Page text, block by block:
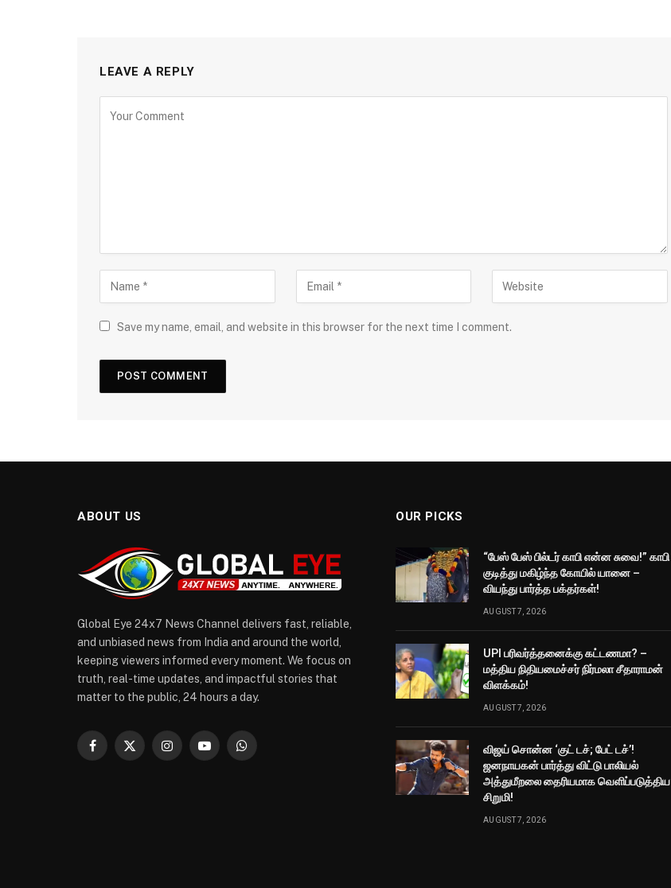
LEAVE A REPLY
Save my name, email, and website in this browser for the next time I comment.
ABOUT US
Global Eye 24x7 News Channel delivers fast, reliable,
and unbiased news from India and around the world,
keeping viewers informed every moment. We focus on
truth, real-time updates, and impactful stories that
matter to the public, 24 hours a day.
Facebook
X
InstagramYouTubeWhatsApp
OUR PICKS
“பேஸ் பேஸ் பில்டர் காபி என்ன சுவை!” காபி
குடித்து மகிழ்ந்த கோயில் யானை –
வியந்து பார்த்த பக்தர்கள்!
AUGUST 7, 2026
UPI பரிவர்த்தனைக்கு கட்டணமா? –
மத்திய நிதியமைச்சர் நிர்மலா சீதாராமன்
விளக்கம்!
AUGUST 7, 2026
விஜய் சொன்ன ‘குட் டச்; பேட் டச்’!
ஜனநாயகன் பார்த்து விட்டு பாலியல்
அத்துமீறலை தைரியமாக வெளிப்படுத்திய
சிறுமி!
AUGUST 7, 2026